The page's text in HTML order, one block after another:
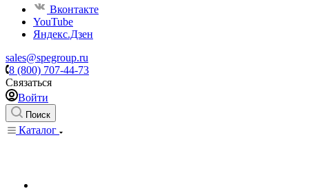
Вконтакте
YouTube
Яндекс.Дзен
sales@spegroup.ru
8 (800) 707-44-73
Связаться
Войти
Поиск
Каталог